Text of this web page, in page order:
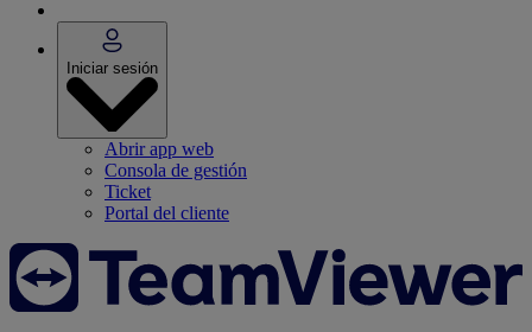
Iniciar sesión
Abrir app web
Consola de gestión
Ticket
Portal del cliente